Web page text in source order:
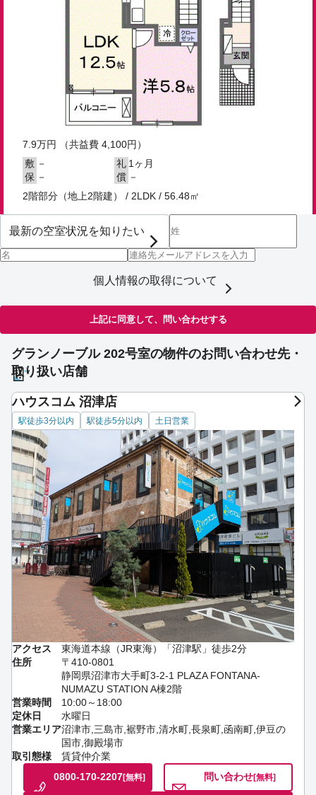
7.9万円
（共益費 4,100円）
敷 － 礼 1ヶ月
保 － 償 －
2階部分（地上2階建） / 2LDK / 56.48㎡
個人情報の取得について
上記に同意して、問い合わせする
グランノーブル 202号室の物件のお問い合わせ先・
取り扱い店舗
ハウスコム 沼津店
駅徒歩3分以内 駅徒歩5分以内 土日営業
アクセス
東海道本線（JR東海）「沼津駅」徒歩2分
住所
〒410-0801
静岡県沼津市大手町3-2-1 PLAZA FONTANA-
NUMAZU STATION A棟2階
営業時間
10:00～18:00
定休日
水曜日
営業エリア沼津市,三島市,裾野市,清水町,長泉町,函南町,伊豆の
国市,御殿場市
取引態様
賃貸仲介業
0800-170-2207[無料] 問い合わせ[無料]